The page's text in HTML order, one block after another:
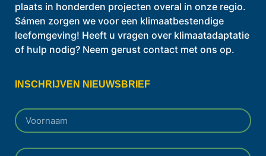
plaats in honderden projecten overal in onze regio.
Sámen zorgen we voor een klimaatbestendige
leefomgeving! Heeft u vragen over klimaatadaptatie
of hulp nodig? Neem gerust contact met ons op.
INSCHRIJVEN NIEUWSBRIEF